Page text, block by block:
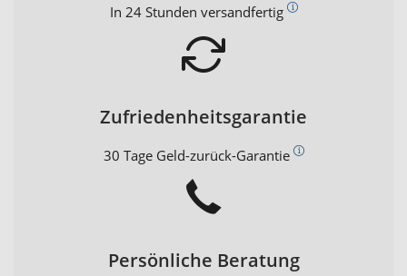
In 24 Stunden versandfertig
Zufriedenheitsgarantie
30 Tage Geld-zurück-Garantie
Persönliche Beratung